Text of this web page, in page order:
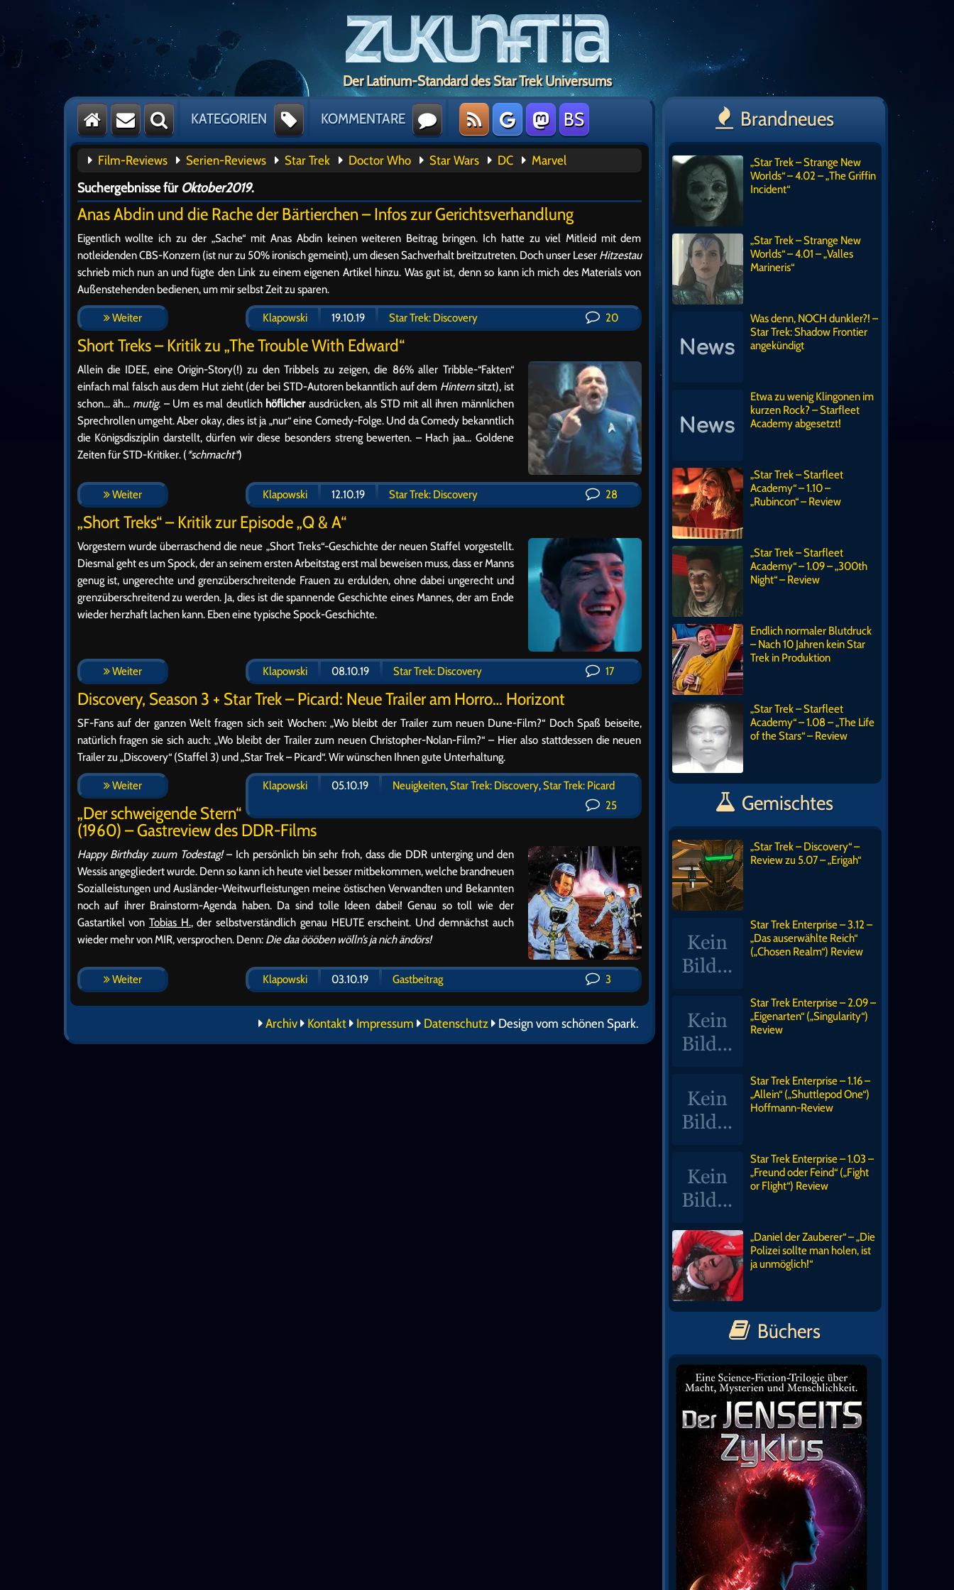
Der Latinum-Standard des Star Trek Universums
KATEGORIEN KOMMENTARE BS
Film-Reviews Serien-Reviews Star Trek Doctor Who Star Wars DC Marvel
Suchergebnisse für Oktober2019.
Anas Abdin und die Rache der Bärtierchen – Infos zur Gerichtsverhandlung
Eigentlich wollte ich zu der „Sache“ mit Anas Abdin keinen weiteren Beitrag bringen. Ich hatte zu viel Mitleid mit dem
notleidenden CBS-Konzern (ist nur zu 50% ironisch gemeint), um diesen Sachverhalt breitzutreten. Doch unser Leser Hitzestau
schrieb mich nun an und fügte den Link zu einem eigenen Artikel hinzu. Was gut ist, denn so kann ich mich des Materials von
Außenstehenden bedienen, um mir selbst Zeit zu sparen.
Weiter Klapowski 19.10.19 Star Trek: Discovery 20
Short Treks – Kritik zu „The Trouble With Edward“
Allein die IDEE, eine Origin-Story(!) zu den Tribbels zu zeigen, die 86% aller Tribble-“Fakten“
einfach mal falsch aus dem Hut zieht (der bei STD-Autoren bekanntlich auf dem Hinternsitzt), ist
schon… äh… mutig. – Um es mal deutlich höflicherausdrücken, als STD mit all ihren männlichen
Sprechrollen umgeht. Aber okay, dies ist ja „nur“ eine Comedy-Folge. Und da Comedy bekanntlich
die Königsdisziplin darstellt, dürfen wir diese besonders streng bewerten. – Hach jaa… Goldene
Zeiten für STD-Kritiker. (*schmacht*)
Weiter Klapowski 12.10.19 Star Trek: Discovery 28
„Short Treks“ – Kritik zur Episode „Q & A“
Vorgestern wurde überraschend die neue „Short Treks“-Geschichte der neuen Staffel vorgestellt.
Diesmal geht es um Spock, der an seinem ersten Arbeitstag erst mal beweisen muss, dass er Manns
genug ist, ungerechte und grenzüberschreitende Frauen zu erdulden, ohne dabei ungerecht und
grenzüberschreitend zu werden. Ja, dies ist die spannende Geschichte eines Mannes, der am Ende
wieder herzhaft lachen kann. Eben eine typische Spock-Geschichte.
Weiter Klapowski 08.10.19 Star Trek: Discovery 17
Discovery, Season 3 + Star Trek – Picard: Neue Trailer am Horro… Horizont
SF-Fans auf der ganzen Welt fragen sich seit Wochen: „Wo bleibt der Trailer zum neuen Dune-Film?“ Doch Spaß beiseite,
natürlich fragen sie sich auch: „Wo bleibt der Trailer zum neuen Christopher-Nolan-Film?“ – Hier also stattdessen die neuen
Trailer zu „Discovery“ (Staffel 3) und „Star Trek – Picard“. Wir wünschen Ihnen gute Unterhaltung.
Weiter Klapowski 05.10.19 Neuigkeiten,Star Trek: Discovery,Star Trek: Picard
25
„Der schweigende Stern“
(1960) – Gastreview des DDR-Films
Happy Birthday zuum Todestag!– Ich persönlich bin sehr froh, dass die DDR unterging und den
Wessis angegliedert wurde. Denn so kann ich heute viel besser mitbekommen, welche brandneuen
Sozialleistungen und Ausländer-Weitwurfleistungen meine östischen Verwandten und Bekannten
noch auf ihrer Brainstorm-Agenda haben. Da sind tolle Ideen dabei! Genau so toll wie der
Gastartikel von Tobias H., der selbstverständlich genau HEUTE erscheint. Und demnächst auch
wieder mehr von MIR, versprochen. Denn: Die daa öööben wölln’s ja nich ändörs!
Weiter Klapowski 03.10.19 Gastbeitrag 3
Archiv Kontakt Impressum Datenschutz Design vom schönen Spark.
Brandneues
„Star Trek – Strange New
Worlds“ – 4.02 – „The Griffin
Incident“
„Star Trek – Strange New
Worlds“ – 4.01 – „Valles
Marineris“
Was denn, NOCH dunkler?! –
Star Trek: Shadow Frontier
angekündigt
Etwa zu wenig Klingonen im
kurzen Rock? – Starfleet
Academy abgesetzt!
„Star Trek – Starfleet
Academy“ – 1.10 –
„Rubincon“ – Review
„Star Trek – Starfleet
Academy“ – 1.09 – „300th
Night“ – Review
Endlich normaler Blutdruck
– Nach 10 Jahren kein Star
Trek in Produktion
„Star Trek – Starfleet
Academy“ – 1.08 – „The Life
of the Stars“ – Review
Gemischtes
„Star Trek – Discovery“ –
Review zu 5.07 – „Erigah“
Star Trek Enterprise – 3.12 –
„Das auserwählte Reich“
(„Chosen Realm“) Review
Star Trek Enterprise – 2.09 –
„Eigenarten“ („Singularity“)
Review
Star Trek Enterprise – 1.16 –
„Allein“ („Shuttlepod One“)
Hoffmann-Review
Star Trek Enterprise – 1.03 –
„Freund oder Feind“ („Fight
or Flight“) Review
„Daniel der Zauberer“ – „Die
Polizei sollte man holen, ist
ja unmöglich!“
Büchers